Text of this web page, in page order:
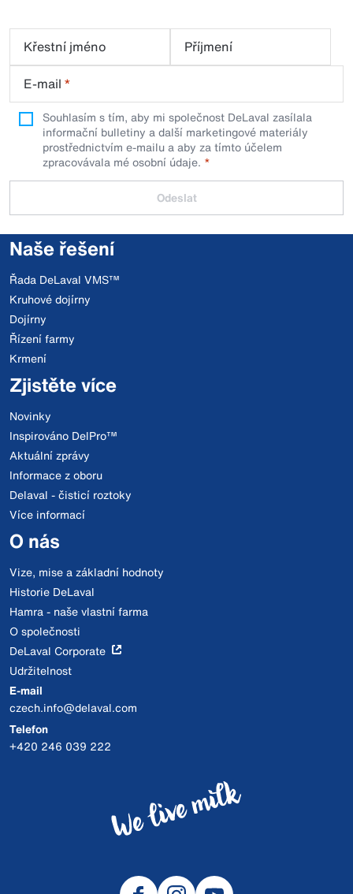
Křestní jméno
Příjmení
E-mail *
Souhlasím s tím, aby mi společnost DeLaval zasílala
informační bulletiny a další marketingové materiály
prostřednictvím e-mailu a aby za tímto účelem
zpracovávala mé osobní údaje.
Odeslat
Naše řešení
Řada DeLaval VMS™
Kruhové dojírny
Dojírny
Řízení farmy
Krmení
Zjistěte více
Novinky
Inspirováno DelPro™
Aktuální zprávy
Informace z oboru
Delaval - čisticí roztoky
Více informací
O nás
Vize, mise a základní hodnoty
Historie DeLaval
Hamra - naše vlastní farma
O společnosti
DeLaval Corporate
Udržitelnost
E-mail
czech.info@delaval.com
Telefon
+420 246 039 222